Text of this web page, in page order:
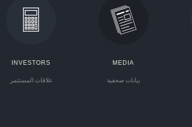
INVESTORS
علاقات المستثمر
MEDIA
بيانات صحفية